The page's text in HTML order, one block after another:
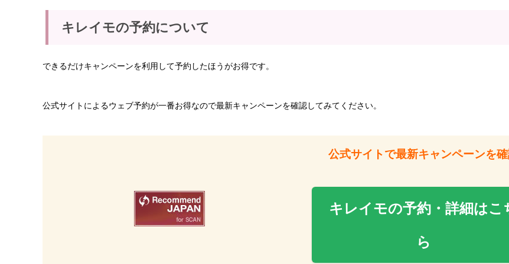
キレイモの予約について
できるだけキャンペーンを利用して予約したほうがお得です。
公式サイトによるウェブ予約が一番お得なので最新キャンペーンを確認してみてください。
公式サイトで最新キャンペーンを
キレイモの予約・詳細はこ
ら